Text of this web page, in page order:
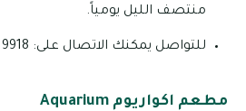
منتصف الليل يومياً.
للتواصل يمكنك الاتصال على: 9918 626 02.
مطعم اكواريوم Aquarium